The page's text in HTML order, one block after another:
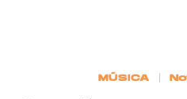
MÚSICA